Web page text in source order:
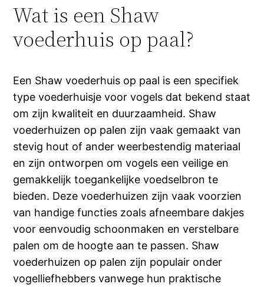
Wat is een Shaw
voederhuis op paal?
Een Shaw voederhuis op paal is een specifiek
type voederhuisje voor vogels dat bekend staat
om zijn kwaliteit en duurzaamheid. Shaw
voederhuizen op palen zijn vaak gemaakt van
stevig hout of ander weerbestendig materiaal
en zijn ontworpen om vogels een veilige en
gemakkelijk toegankelijke voedselbron te
bieden. Deze voederhuizen zijn vaak voorzien
van handige functies zoals afneembare dakjes
voor eenvoudig schoonmaken en verstelbare
palen om de hoogte aan te passen. Shaw
voederhuizen op palen zijn populair onder
vogelliefhebbers vanwege hun praktische